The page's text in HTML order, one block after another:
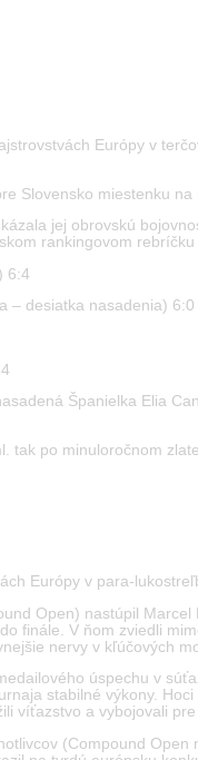
Európy v
Slovensko miestenku
jej obrovskú
rankingovom
6:4
– desiatka nasadenia) 6:0
Španielka Elia
tak po minuloročnom
Európy v para-
Open) nastúpil
finále. V ňom zviedli
nervy v kľúčových
úspechu v
stabilné výkony.
víťazstvo a vybojovali
(Compound